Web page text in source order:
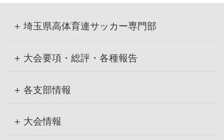
埼玉県高体育連サッカー専門部
大会要項・総評・各種報告
各支部情報
大会情報